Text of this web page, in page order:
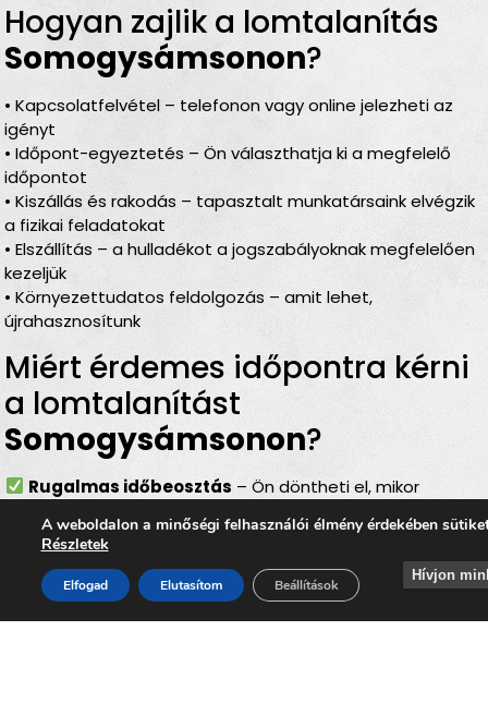
Hogyan zajlik a lomtalanítás
Somogysámsonon?
• Kapcsolatfelvétel – telefonon vagy online jelezheti az
igényt
• Időpont-egyeztetés – Ön választhatja ki a megfelelő
időpontot
• Kiszállás és rakodás – tapasztalt munkatársaink elvégzik
a fizikai feladatokat
• Elszállítás – a hulladékot a jogszabályoknak megfelelően
kezeljük
• Környezettudatos feldolgozás – amit lehet,
újrahasznosítunk
Miért érdemes időpontra kérni
a lomtalanítást
Somogysámsonon?
Rugalmas időbeosztás – Ön döntheti el, mikor
Komplett szolgáltatás– rakodás, szállítás és
elszámolás egyben
Bírságmentes megoldás – nem kell közterületre
kihelyezni a lomokat
A weboldalon a minőségi felhasználói élmény érdekében
Részletek
Elfogad Elutasítom Beállítások
Hívjon